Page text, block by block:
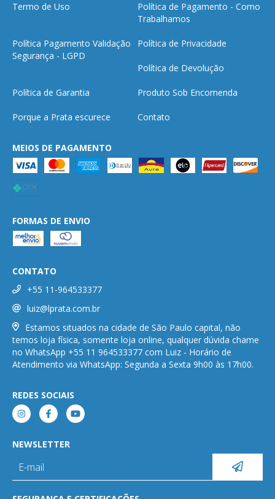
Termo de Uso
Política de Pagamento - Como
Trabalhamos
Política Pagamento Validação
Segurança - LGPD
Política de Privacidade
Política de Devolução
Política de Garantia Produto Sob Encomenda
Porque a Prata escurece Contato
MEIOS DE PAGAMENTO
FORMAS DE ENVIO
CONTATO
+55 11-964533377
luiz@lprata.com.br
Estamos situados na cidade de São Paulo capital, não
temos loja física, somente loja online, qualquer dúvida chame
no WhatsApp +55 11 964533377 com Luiz - Horário de
Atendimento via WhatsApp: Segunda a Sexta 9h00 às 17h00.
REDES SOCIAIS
NEWSLETTER